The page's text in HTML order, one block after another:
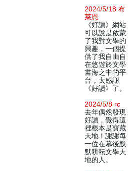
2024/5/18 布
莱恩
《好讀》網站
可以說是啟蒙
了我對文學的
興趣，一個提
供了我自由自
在悠遊於文學
書海之中的平
台，太感謝
《好讀》了。
2024/5/8 rc
去年偶然發現
好讀，覺得這
裡根本是寶藏
天地！謝謝每
一位在幕後默
默耕耘文學天
地的人。